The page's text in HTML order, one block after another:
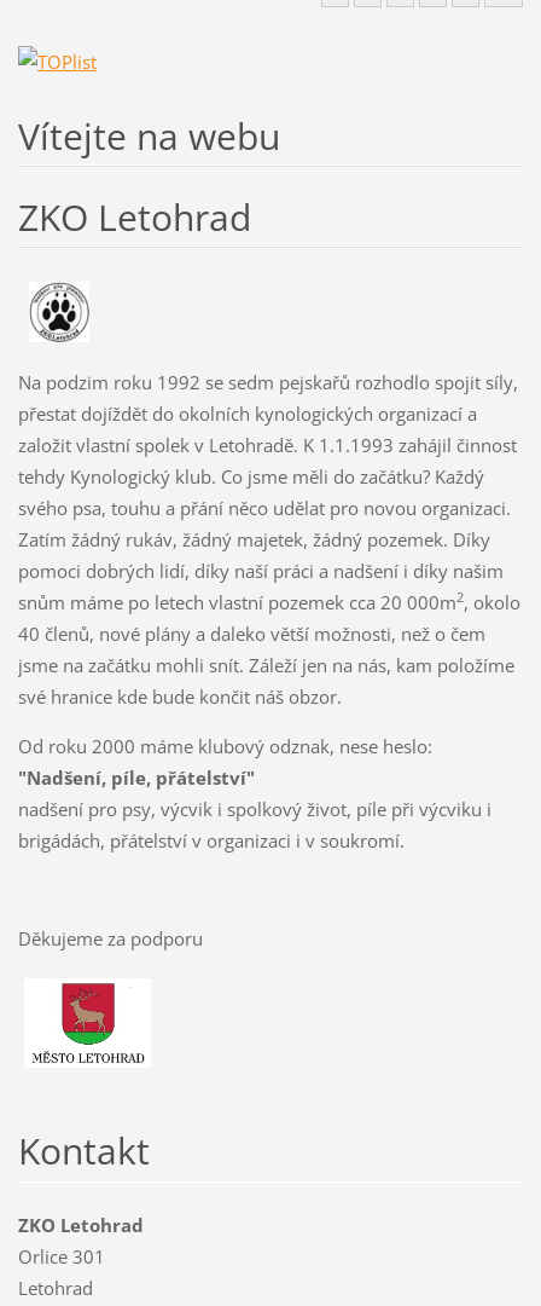
Vítejte na webu
ZKO Letohrad
Na podzim roku 1992 se sedm pejskařů rozhodlo spojit síly,
přestat dojíždět do okolních kynologických organizací a
založit vlastní spolek v Letohradě. K 1.1.1993 zahájil činnost
tehdy Kynologický klub. Co jsme měli do začátku? Každý
svého psa, touhu a přání něco udělat pro novou organizaci.
Zatím žádný rukáv, žádný majetek, žádný pozemek. Díky
pomoci dobrých lidí, díky naší práci a nadšení i díky našim
snům máme po letech vlastní pozemek cca 20 000m2, okolo
40 členů, nové plány a daleko větší možnosti, než o čem
jsme na začátku mohli snít. Záleží jen na nás, kam položíme
své hranice kde bude končit náš obzor.
Od roku 2000 máme klubový odznak, nese heslo:
"Nadšení, píle, přátelství"
nadšení pro psy, výcvik i spolkový život, píle při výcviku i
brigádách, přátelství v organizaci i v soukromí.
Děkujeme za podporu
Kontakt
ZKO Letohrad
Orlice 301
Letohrad